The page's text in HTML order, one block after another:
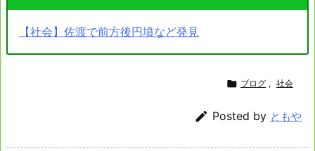
【社会】佐渡で前方後円墳など発見
 ブログ , 社会
 Posted by ともや